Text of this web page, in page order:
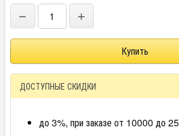
− +
ДОСТУПНЫЕ СКИДКИ
до 3%, при заказе от 10000 до